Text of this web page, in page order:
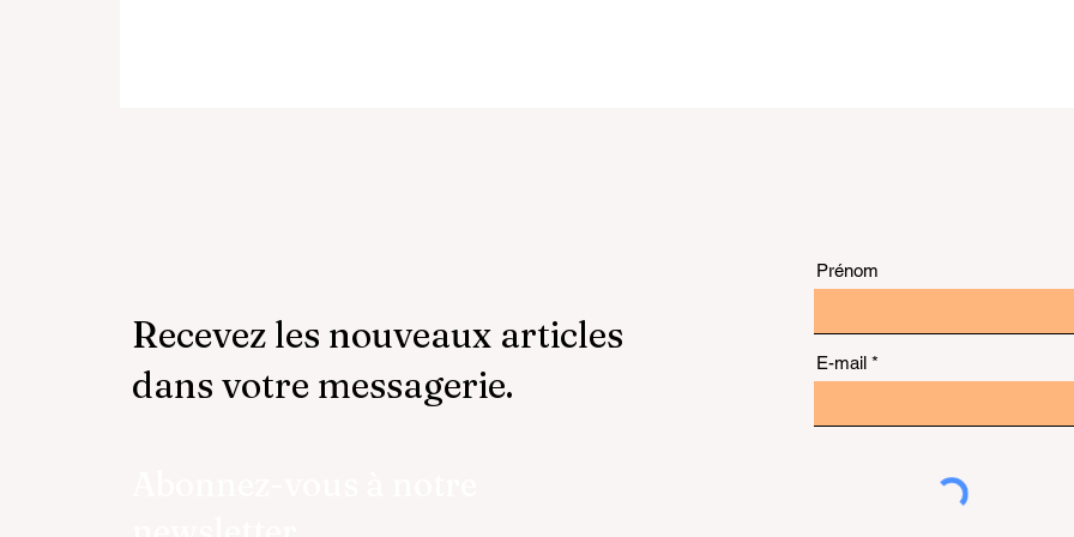
Recevez les nouveaux articles
dans votre messagerie.
Prénom
E-mail